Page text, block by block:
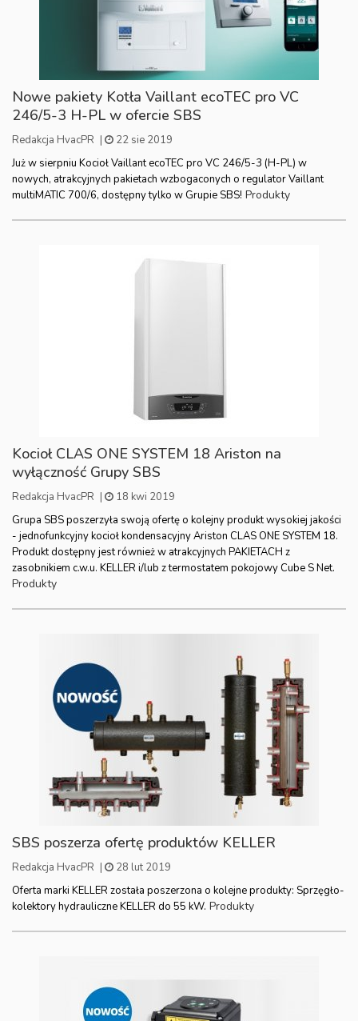
Nowe pakiety Kotła Vaillant ecoTEC pro VC
246/5-3 H-PL w ofercie SBS
Redakcja HvacPR |
22 sie 2019
Już w sierpniu Kocioł Vaillant ecoTEC pro VC 246/5-3 (H-PL) w
nowych, atrakcyjnych pakietach wzbogaconych o regulator Vaillant
multiMATIC 700/6, dostępny tylko w Grupie SBS! Produkty
Kocioł CLAS ONE SYSTEM 18 Ariston na
wyłączność Grupy SBS
Redakcja HvacPR |
18 kwi 2019
Grupa SBS poszerzyła swoją ofertę o kolejny produkt wysokiej jakości
- jednofunkcyjny kocioł kondensacyjny Ariston CLAS ONE SYSTEM 18.
Produkt dostępny jest również w atrakcyjnych PAKIETACH z
zasobnikiem c.w.u. KELLER i/lub z termostatem pokojowy Cube S Net.
Produkty
SBS poszerza ofertę produktów KELLER
Redakcja HvacPR |
28 lut 2019
Oferta marki KELLER została poszerzona o kolejne produkty: Sprzęgło-
kolektory hydrauliczne KELLER do 55 kW. Produkty